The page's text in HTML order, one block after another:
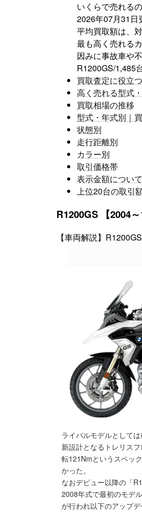
いくらで売れる
2026年07月31日
平均買取額は、
最も高く売れる
因みに事故車や
R1200GS/1,485
買取査定に役立
高く売れる型式
買取相場の推移
型式・年式別｜
状態別
走行距離別
カラー別
取引価格帯
表示金額について
上位20台の取引
【車両解説】
ライバルモデルとして
新設計となるトレリス
転121Nmというスペッ
かった。
なおデビュー以降の「
2008年式で最初のモデ
が行われ以下のアップデ